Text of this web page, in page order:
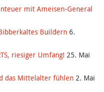
mit Ameisen-General
Buildern 6.
riesiger Umfang! 25. Mai
das Mittelalter fühlen 2. Mai